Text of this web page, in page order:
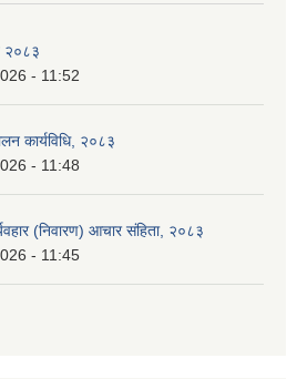
२०८३
- 11:52
कार्यविधि, २०८३
- 11:48
(निवारण) आचार संहिता, २०८३
- 11:45